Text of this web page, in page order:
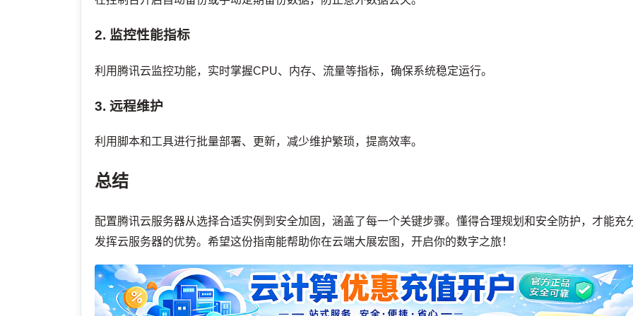
2. 监控性能指标
利用腾讯云监控功能，实时掌握CPU、内存、流量等指标，确保系统稳定运行。
3. 远程维护
利用脚本和工具进行批量部署、更新，减少维护繁琐，提高效率。
总结
配置腾讯云服务器从选择合适实例到安全加固，涵盖了每一个关键步骤。懂得合理规划和安全防护，才能充
发挥云服务器的优势。希望这份指南能帮助你在云端大展宏图，开启你的数字之旅！